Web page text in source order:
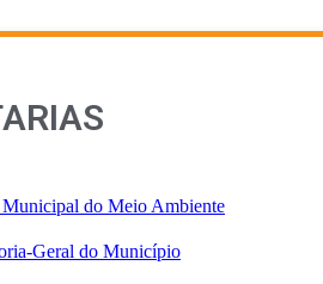
do Meio Ambiente
Geral do Município